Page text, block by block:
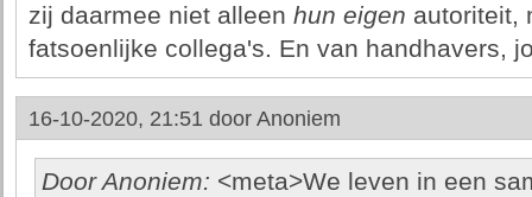
zij daarmee niet alleen hun eigen autoriteit,
fatsoenlijke collega's. En van handhavers,
16-10-2020, 21:51 door Anoniem
Door Anoniem: <meta>We leven in een